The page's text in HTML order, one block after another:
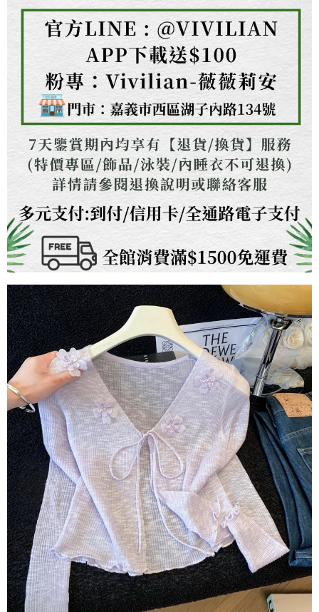
任。
４．使用「AFTEE先享後付」時，將依據個別帳號之用戶狀況，依本公司即
時審查核予不同之上限額度；若仍有額度不足之情形，本公司將視審查結果
請求用戶進行身份認證。
５．嚴禁一人註冊多個帳號或使用他人資訊註冊。若發現惡意使用之情形，
恩沛科技股份有限公司將有權停止該用戶之使用額度並採取法律行動。